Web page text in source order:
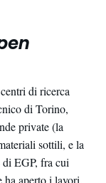
di ricerca
di Torino,
private (la
sottili, e la
di EGP, fra cui